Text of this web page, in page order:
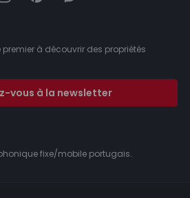
à découvrir des propriétés
vous à la newsletter
fixe/mobile portugais.